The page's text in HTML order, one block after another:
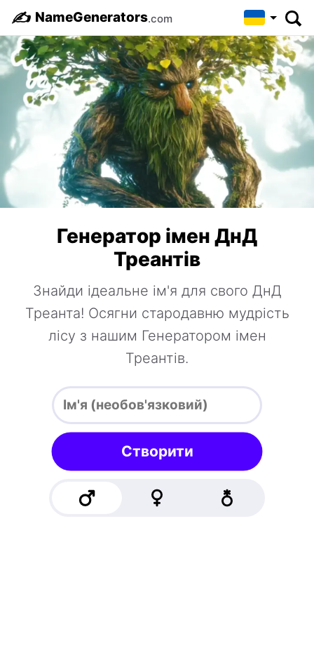
✍️ NameGenerators.com
Генератор імен ДнД
Треантів
Знайди ідеальне ім'я для свого ДнД
Треанта! Осягни стародавню мудрість
лісу з нашим Генератором імен
Треантів.
Створити